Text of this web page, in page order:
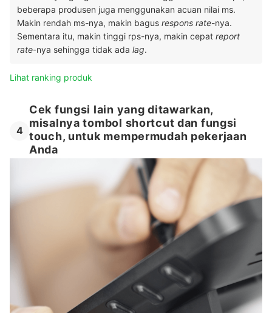
beberapa produsen juga menggunakan acuan nilai ms.
Makin rendah ms-nya, makin bagus respons rate-nya.
Sementara itu, makin tinggi rps-nya, makin cepat report
rate-nya sehingga tidak ada lag.
Lihat ranking produk
4
Cek fungsi lain yang ditawarkan,
misalnya tombol shortcut dan fungsi
touch, untuk mempermudah pekerjaan
Anda